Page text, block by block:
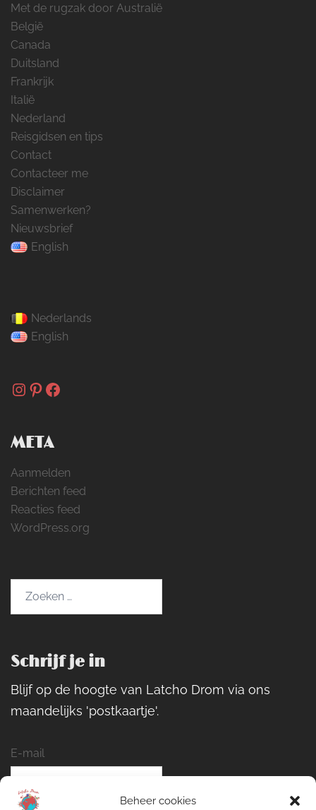
Beheer cookies
Met de rugzak door Australië
België
Canada
Duitsland
Frankrijk
Italië
Nederland
Reisgidsen en tips
Contact
Contacteer me
Disclaimer
Samenwerken?
Nieuwsbrief
English
Nederlands
English
Instagram
Pinterest
Facebook
META
Aanmelden
Berichten feed
Reacties feed
WordPress.org
Schrijf je in
Blijf op de hoogte van Latcho Drom via ons
maandelijks 'postkaartje'.
E-mail